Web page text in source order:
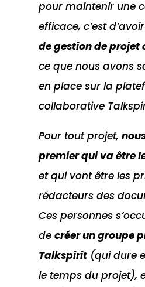
pour maintenir une
efficace, c’est
de gestion de projet
ce que nous avons
en place sur la
collaborative
Pour tout projet,
premier qui va être
et qui vont être les
rédacteurs des
Ces personnes
de créer un groupe
Talkspirit(qui dure
le temps du projet),